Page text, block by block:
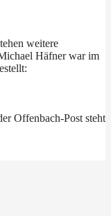
weitere
Häfner war im
Offenbach-Post steht